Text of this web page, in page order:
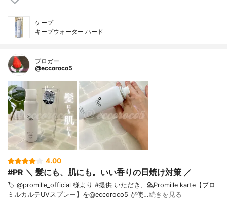
ケープ
キープウォーター ハード
ブロガー
@eccoroco5
4.00
#PR ＼ 髪にも、肌にも。いい香りの日焼け対策 ／ ⁡
🏷️ @promille_official 様より #提供 いただき、⁡💁Promille karte【プロ
ミルカルテUVスプレー】を@eccoroco5 が使…続きを見る